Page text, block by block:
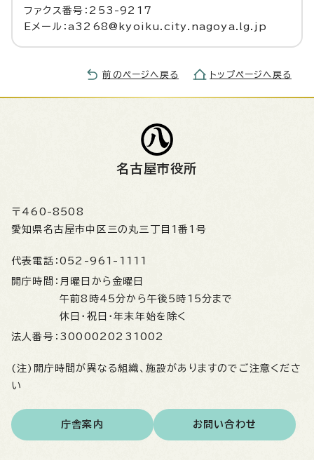
ファクス番号：253-9217
Eメール：a3268@kyoiku.city.nagoya.lg.jp
前のページへ戻る トップページへ戻る
名古屋市役所
〒460-8508
愛知県名古屋市中区三の丸三丁目1番1号
代表電話： 052-961-1111
開庁時間： 月曜日から金曜日
午前8時45分から午後5時15分まで
休日・祝日・年末年始を除く
法人番号： 3000020231002
(注)開庁時間が異なる組織、施設がありますのでご注意くださ
い
庁舎案内 お問い合わせ